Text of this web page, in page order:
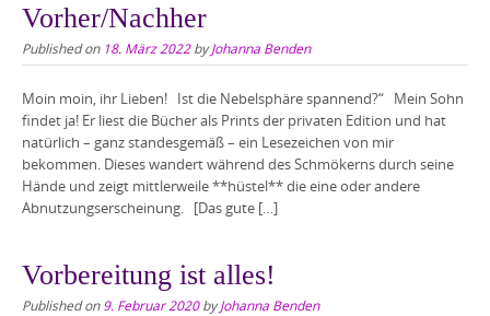
Vorher/Nachher
Published on 18. März 2022byJohanna Benden
Moin moin, ihr Lieben! Ist die Nebelsphäre spannend?“ Mein Sohn
findet ja! Er liest die Bücher als Prints der privaten Edition und hat
natürlich – ganz standesgemäß – ein Lesezeichen von mir
bekommen. Dieses wandert während des Schmökerns durch seine
Hände und zeigt mittlerweile **hüstel** die eine oder andere
Abnutzungserscheinung. [Das gute […]
Vorbereitung ist alles!
Published on9. Februar 2020byJohanna Benden